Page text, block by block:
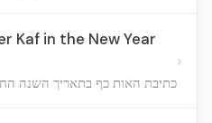
Kaf in the New Year
כתיבת האות כף בתאריך השנה
›